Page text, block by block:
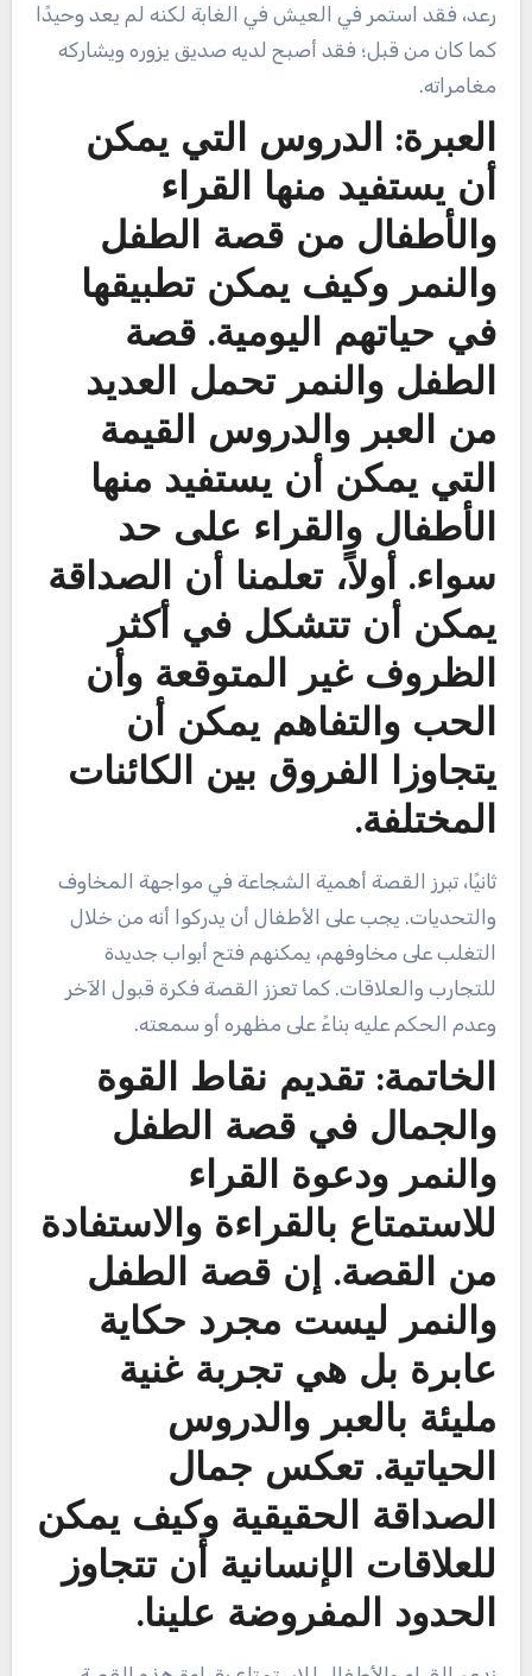
رعد، فقد استمر في العيش في الغابة لكنه لم يعد وحيدًا
كما كان من قبل؛ فقد أصبح لديه صديق يزوره ويشاركه
مغامراته.
العبرة: الدروس التي يمكن
أن يستفيد منها القراء
والأطفال من قصة الطفل
والنمر وكيف يمكن تطبيقها
في حياتهم اليومية. قصة
الطفل والنمر تحمل العديد
من العبر والدروس القيمة
التي يمكن أن يستفيد منها
الأطفال والقراء على حد
سواء. أولاً، تعلمنا أن الصداقة
يمكن أن تتشكل في أكثر
الظروف غير المتوقعة وأن
الحب والتفاهم يمكن أن
يتجاوزا الفروق بين الكائنات
المختلفة.
ثانيًا، تبرز القصة أهمية الشجاعة في مواجهة المخاوف
والتحديات. يجب على الأطفال أن يدركوا أنه من خلال
التغلب على مخاوفهم، يمكنهم فتح أبواب جديدة
للتجارب والعلاقات. كما تعزز القصة فكرة قبول الآخر
وعدم الحكم عليه بناءً على مظهره أو سمعته.
الخاتمة: تقديم نقاط القوة
والجمال في قصة الطفل
والنمر ودعوة القراء
للاستمتاع بالقراءة والاستفادة
من القصة. إن قصة الطفل
والنمر ليست مجرد حكاية
عابرة بل هي تجربة غنية
مليئة بالعبر والدروس
الحياتية. تعكس جمال
الصداقة الحقيقية وكيف يمكن
للعلاقات الإنسانية أن تتجاوز
الحدود المفروضة علينا.